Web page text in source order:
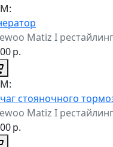
Matiz I
р.
стояночного
Matiz I
р.